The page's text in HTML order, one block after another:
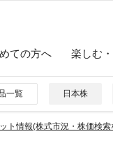
ての方へ 楽しむ
一覧 日本株
ト情報(株式市況・株価検索